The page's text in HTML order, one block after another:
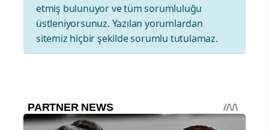
etmiş bulunuyor ve tüm sorumluluğu
üstleniyorsunuz. Yazılan yorumlardan
sitemiz hiçbir şekilde sorumlu tutulamaz.